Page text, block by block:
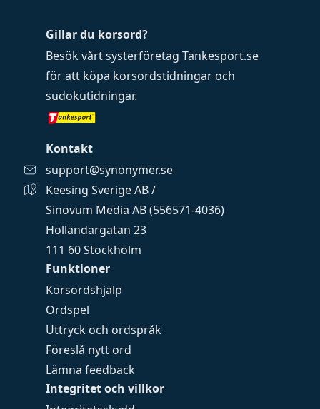
Funktioner
Korsordshjälp
Ordspel
Uttryck och ordspråk
Föreslå nytt ord
Lämna feedback
Integritet och villkor
Gillar du korsord?
Besök vårt systerföretag Tankesport.se
för att köpa korsordstidningar och
sudokutidningar.
Kontakt
support@synonymer.se
Keesing Sverige AB /
Sinovum Media AB (556571-4036)
Holländargatan 23
111 60 Stockholm